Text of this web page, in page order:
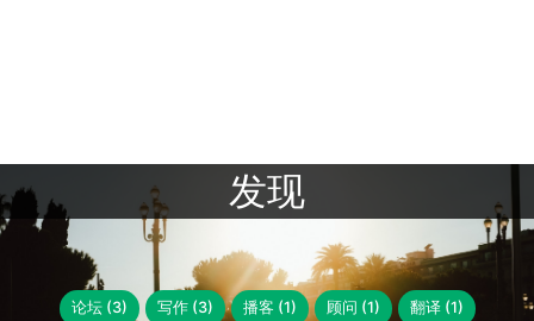
发现
论坛 (3) 写作 (3) 播客 (1) 顾问 (1) 翻译 (1)